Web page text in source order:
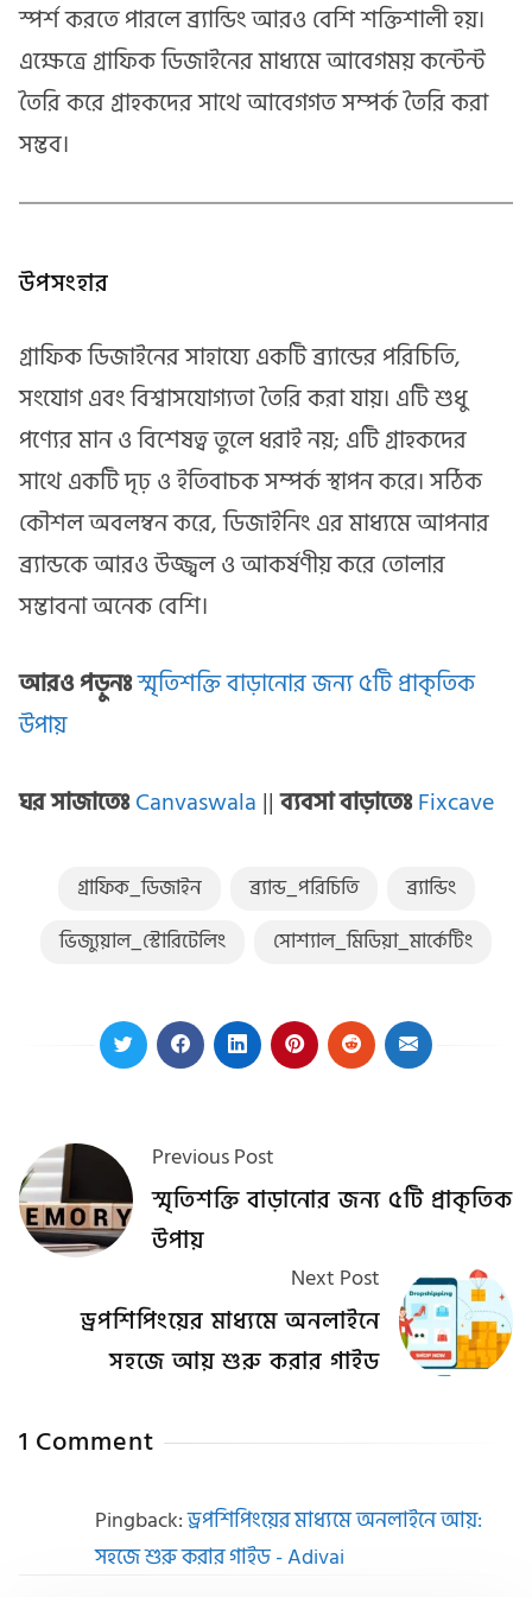
স্পর্শ করতে পারলে ব্র্যান্ডিং আরও বেশি শক্তিশালী হয়।
এক্ষেত্রে গ্রাফিক ডিজাইনের মাধ্যমে আবেগময় কন্টেন্ট
তৈরি করে গ্রাহকদের সাথে আবেগগত সম্পর্ক তৈরি করা
সম্ভব।
উপসংহার
গ্রাফিক ডিজাইনের সাহায্যে একটি ব্র্যান্ডের পরিচিতি,
সংযোগ এবং বিশ্বাসযোগ্যতা তৈরি করা যায়। এটি শুধু
পণ্যের মান ও বিশেষত্ব তুলে ধরাই নয়; এটি গ্রাহকদের
সাথে একটি দৃঢ় ও ইতিবাচক সম্পর্ক স্থাপন করে। সঠিক
কৌশল অবলম্বন করে, ডিজাইনিং এর মাধ্যমে আপনার
ব্র্যান্ডকে আরও উজ্জ্বল ও আকর্ষণীয় করে তোলার
সম্ভাবনা অনেক বেশি।
আরও পড়ুনঃস্মৃতিশক্তি বাড়ানোর জন্য ৫টি প্রাকৃতিক
উপায়
ঘর সাজাতেঃCanvaswala ||ব্যবসা বাড়াতেঃFixcave
গ্রাফিক_ডিজাইন ব্র্যান্ড_পরিচিতি
ব্র্যান্ডিং
ভিজ্যুয়াল_স্টোরিটেলিং
সোশ্যাল_মিডিয়া_মার্কেটিং
Previous Post
স্মৃতিশক্তি বাড়ানোর জন্য ৫টি প্রাকৃতিক
উপায়
Next Post
ড্রপশিপিংয়ের মাধ্যমে অনলাইনে
সহজে আয় শুরু করার গাইড
1 Comment
Pingback:ড্রপশিপিংয়ের মাধ্যমে অনলাইনে আয়:
সহজে শুরু করার গাইড - Adivai